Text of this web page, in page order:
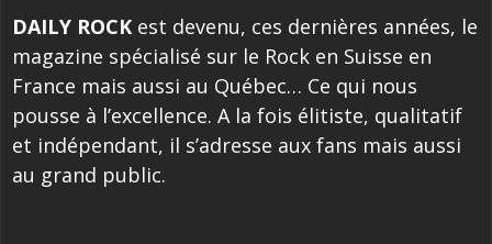
DAILY ROCK est devenu, ces dernières années, le
magazine spécialisé sur le Rock en Suisse en
France mais aussi au Québec… Ce qui nous
pousse à l’excellence. A la fois élitiste, qualitatif
et indépendant, il s’adresse aux fans mais aussi
au grand public.